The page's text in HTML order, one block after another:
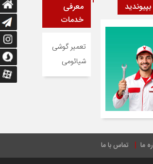
معرفی
خدمات
تعمیر گوشی
شیائومی
ما تماس با ما